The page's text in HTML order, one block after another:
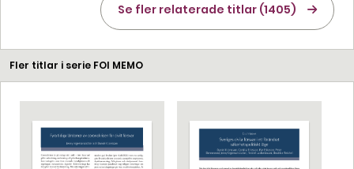
Se fler relaterade titlar (1405)
Fler titlar i serie FOI MEMO